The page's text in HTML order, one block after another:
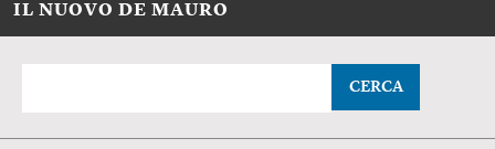
IL NUOVO DE MAURO
CERCA